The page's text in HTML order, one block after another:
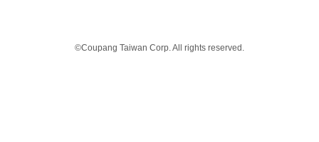
©Coupang Taiwan Corp. All rights reserved.